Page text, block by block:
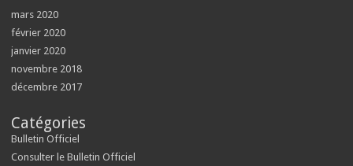
mars 2020
février 2020
janvier 2020
novembre 2018
décembre 2017
Catégories
Bulletin Officiel
Consulter le Bulletin Officiel